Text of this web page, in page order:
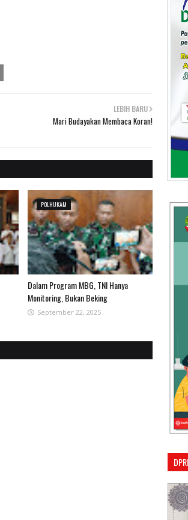
LEBIH BARU
Mari Budayakan Membaca Koran!
POLHUKAM
Dalam Program MBG, TNI Hanya
Monitoring, Bukan Beking
September 22, 2025